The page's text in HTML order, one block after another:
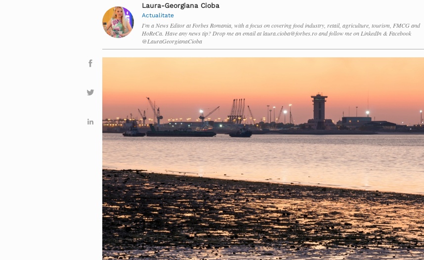
Laura-Georgiana Cioba
Actualitate
I'm a News Editor at Forbes Romania, with a focus on covering food industry, retail, agriculture, tourism, FMCG and
HoReCa. Have any news tip? Drop me an email at laura.cioba@forbes.ro and follow me on LinkedIn & Facebook
@LauraGeorgianaCioba